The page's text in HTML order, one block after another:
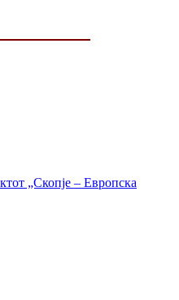
„Скопје – Европска